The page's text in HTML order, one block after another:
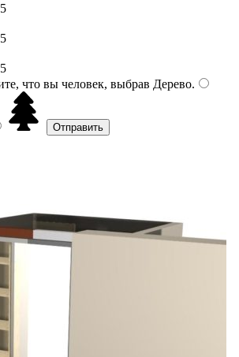
5
5
5
что вы человек, выбрав Дерево.